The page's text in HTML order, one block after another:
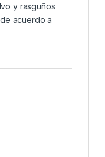
y rasguños
acuerdo a